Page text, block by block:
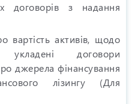
договорів з надання
вартість активів, щодо
укладені договори
джерела фінансування
лізингу (Для